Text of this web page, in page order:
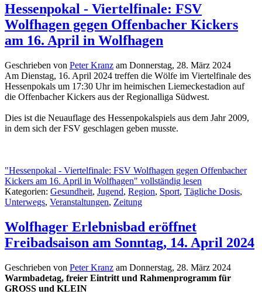
Hessenpokal - Viertelfinale: FSV
Wolfhagen gegen Offenbacher Kickers
am 16. April in Wolfhagen
Geschrieben von Peter Kranz am Donnerstag, 28. März 2024
Am Dienstag, 16. April 2024 treffen die Wölfe im Viertelfinale des
Hessenpokals um 17:30 Uhr im heimischen Liemeckestadion auf
die Offenbacher Kickers aus der Regionalliga Südwest.
Dies ist die Neuauflage des Hessenpokalspiels aus dem Jahr 2009,
in dem sich der FSV geschlagen geben musste.
"Hessenpokal - Viertelfinale: FSV Wolfhagen gegen Offenbacher
Kickers am 16. April in Wolfhagen" vollständig lesen
Kategorien: Gesundheit, Jugend, Region, Sport, Tägliche Dosis,
Unterwegs, Veranstaltungen, Zeitung
Wolfhager Erlebnisbad eröffnet
Freibadsaison am Sonntag, 14. April 2024
Geschrieben von Peter Kranz am Donnerstag, 28. März 2024
Warmbadetag, freier Eintritt und Rahmenprogramm für
GROSS und KLEIN